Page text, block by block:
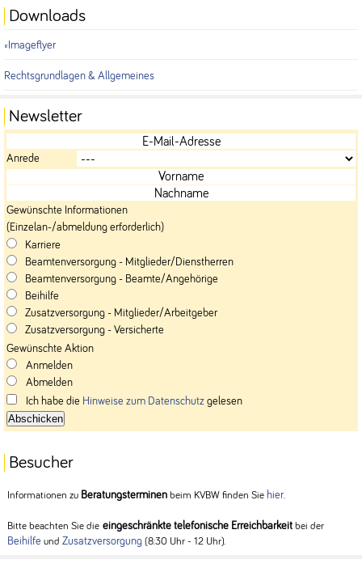
Downloads
Imageflyer
Rechtsgrundlagen & Allgemeines
Newsletter
Anrede
Gewünschte Informationen
(Einzelan-/abmeldung erforderlich)
Karriere
Beamtenversorgung - Mitglieder/Dienstherren
Beamtenversorgung - Beamte/Angehörige
Beihilfe
Zusatzversorgung - Mitglieder/Arbeitgeber
Zusatzversorgung - Versicherte
Gewünschte Aktion
Anmelden
Abmelden
Ich habe die Hinweise zum Datenschutz gelesen
Besucher
Informationen zu Beratungsterminenbeim KVBW finden Sie hier.
Bitte beachten Sie dieeingeschränkte telefonische Erreichbarkeit bei der
Beihilfe und Zusatzversorgung(8:30 Uhr - 12 Uhr).